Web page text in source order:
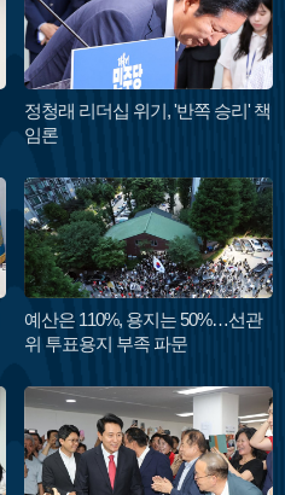
정청래 리더십 위기, '반쪽 승리' 책
임론
예산은 110%, 용지는 50%…선관
위 투표용지 부족 파문